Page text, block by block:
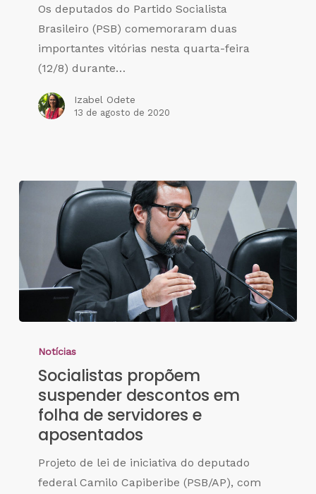
Os deputados do Partido Socialista
Brasileiro (PSB) comemoraram duas
importantes vitórias nesta quarta-feira
(12/8) durante…
Izabel Odete
13 de agosto de 2020
Notícias
Socialistas propõem
suspender descontos em
folha de servidores e
aposentados
Projeto de lei de iniciativa do deputado
federal Camilo Capiberibe (PSB/AP), com